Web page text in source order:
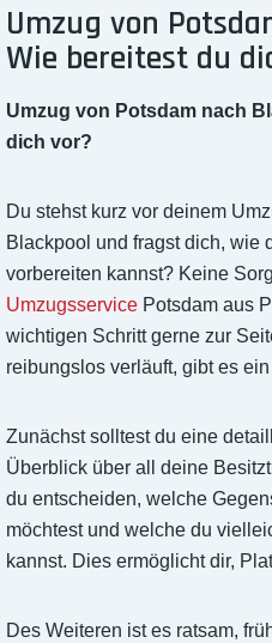
Umzug von
Wie bereitest du
Umzug von Potsdam nach
dich vor?
Du stehst kurz vor deinem
Blackpool und fragst dich, wie
vorbereiten kannst? Keine
Umzugsservice Potsdam aus
wichtigen Schritt gerne zur
reibungslos verläuft, gibt es
Zunächst solltest du eine
Überblick über all deine
du entscheiden, welche
möchtest und welche du
kannst. Dies ermöglicht dir,
Des Weiteren ist es ratsam,